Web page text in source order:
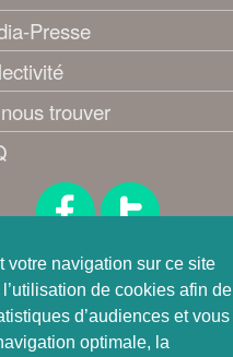
votre navigation sur ce site
de cookies afin de
d’audiences et vous
optimale, la
Presse
trouver
Suivez-nous !